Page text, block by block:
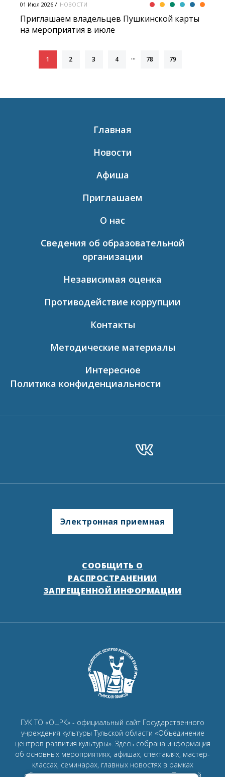
01 Июл 2026 НОВОСТИ
Приглашаем владельцев Пушкинской карты
на мероприятия в июле
1 2 3 4 ... 78 79
Главная
Новости
Афиша
Приглашаем
О нас
Сведения об образовательной
организации
Независимая оценка
Противодействие коррупции
Контакты
Методические материалы
Интересное
Политика конфиденциальности
СООБЩИТЬ О
РАСПРОСТРАНЕНИИ
ЗАПРЕЩЕННОЙ ИНФОРМАЦИИ
Электронная приемная
ГУК ТО «ОЦРК» - официальный сайт Государственного
учреждения культуры Тульской области «Объединение
центров развития культуры». Здесь собрана информация
об основных мероприятиях, афишах, спектаклях, мастер-
классах, семинарах, главных новостях в рамках